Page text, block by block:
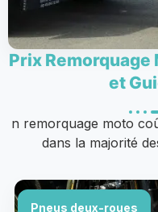
Prix Remorquage
et
n remorquage moto
dans la majorité
Pneus deux-roues